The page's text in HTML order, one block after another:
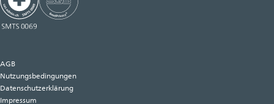
AGB
Nutzungsbedingungen
Datenschutzerklärung
Impressum